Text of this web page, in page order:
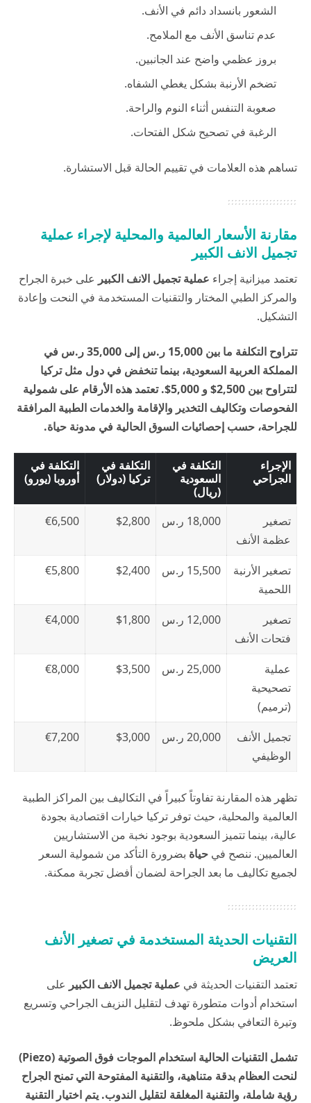
الشعور بانسداد دائم في الأنف.
عدم تناسق الأنف مع الملامح.
بروز عظمي واضح عند الجانبين.
تضخم الأرنبة بشكل يغطي الشفاه.
صعوبة التنفس أثناء النوم والراحة.
الرغبة في تصحيح شكل الفتحات.
تساهم هذه العلامات في تقييم الحالة قبل الاستشارة.
مقارنة الأسعار العالمية والمحلية لإجراء عملية
تجميل الانف الكبير
تعتمد ميزانية إجراء عملية تجميل الانف الكبير على خبرة الجراح
والمركز الطبي المختار والتقنيات المستخدمة في النحت وإعادة
التشكيل.
تتراوح التكلفة ما بين 15,000 ر.س إلى 35,000 ر.س في
المملكة العربية السعودية، بينما تنخفض في دول مثل تركيا
لتتراوح بين 2,500$ و 5,000$. تعتمد هذه الأرقام على شمولية
الفحوصات وتكاليف التخدير والإقامة والخدمات الطبية المرافقة
للجراحة، حسب إحصائيات السوق الحالية في مدونة حياة.
الإجراء
الجراحي
التكلفة في
السعودية
(ريال)
التكلفة في
تركيا (دولار)
التكلفة في
أوروبا (يورو)
تصغير
عظمة الأنف
18,000 ر.س $2,800
€6,500
تصغير الأرنبة
اللحمية
15,500 ر.س $2,400
€5,800
تصغير
فتحات الأنف
12,000 ر.س $1,800
€4,000
عملية
تصحيحية
(ترميم)
25,000 ر.س $3,500
€8,000
تجميل الأنف
الوظيفي
20,000 ر.س $3,000
€7,200
تظهر هذه المقارنة تفاوتاً كبيراً في التكاليف بين المراكز الطبية
العالمية والمحلية، حيث توفر تركيا خيارات اقتصادية بجودة
عالية، بينما تتميز السعودية بوجود نخبة من الاستشاريين
العالميين. ننصح في حياة بضرورة التأكد من شمولية السعر
لجميع تكاليف ما بعد الجراحة لضمان أفضل تجربة ممكنة.
التقنيات الحديثة المستخدمة في تصغير الأنف
العريض
تعتمد التقنيات الحديثة في عملية تجميل الانف الكبير على
استخدام أدوات متطورة تهدف لتقليل النزيف الجراحي وتسريع
وتيرة التعافي بشكل ملحوظ.
تشمل التقنيات الحالية استخدام الموجات فوق الصوتية (Piezo)
لنحت العظام بدقة متناهية، والتقنية المفتوحة التي تمنح الجراح
رؤية شاملة، والتقنية المغلقة لتقليل الندوب. يتم اختيار التقنية